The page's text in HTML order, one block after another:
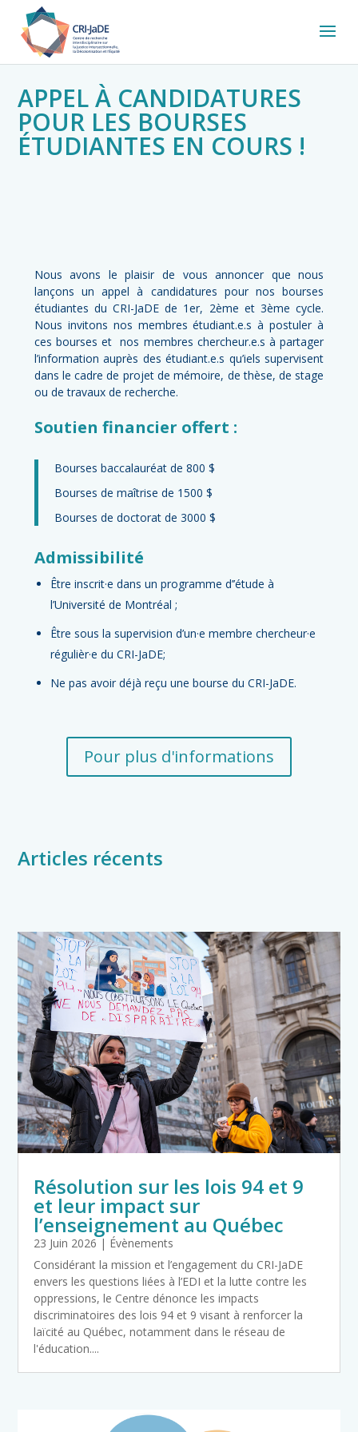
APPEL À CANDIDATURES
POUR LES BOURSES
ÉTUDIANTES EN COURS !
Nous avons le plaisir de vous annoncer que nous
lançons un appel à candidatures pour nos bourses
étudiantes du CRI-JaDE de 1er, 2ème et 3ème cycle.
Nous invitons nos membres étudiant.e.s à postuler à
ces bourses et nos membres chercheur.e.s à partager
l’information auprès des étudiant.e.s qu’iels supervisent
dans le cadre de projet de mémoire, de thèse, de stage
ou de travaux de recherche.
Soutien financier offert :
Bourses baccalauréat de 800 $
Bourses de maîtrise de 1500 $
Bourses de doctorat de 3000 $
Admissibilité
Être inscrit·e dans un programme d’’étude à
l’Université de Montréal ;
Être sous la supervision d’un·e membre chercheur·e
régulièr·e du CRI-JaDE;
Ne pas avoir déjà reçu une bourse du CRI-JaDE.
Pour plus d'informations
Articles récents
Résolution sur les lois 94 et 9
et leur impact sur
l’enseignement au Québec
23 Juin 2026 | Évènements
Considérant la mission et l’engagement du CRI-JaDE
envers les questions liées à l’EDI et la lutte contre les
oppressions, le Centre dénonce les impacts
discriminatoires des lois 94 et 9 visant à renforcer la
laïcité au Québec, notamment dans le réseau de
l'éducation....